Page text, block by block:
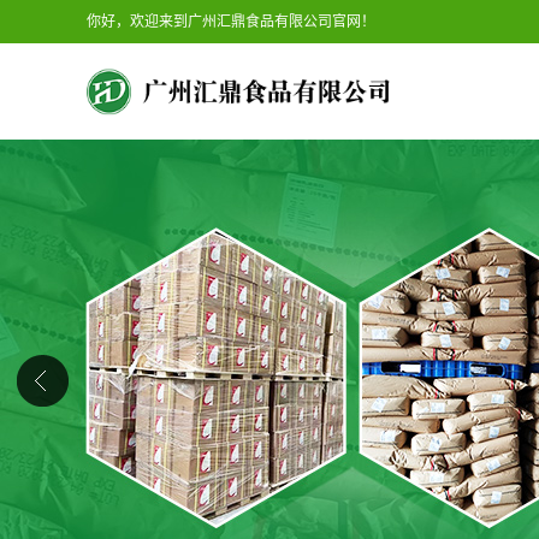
你好，欢迎来到广州汇鼎食品有限公司官网！